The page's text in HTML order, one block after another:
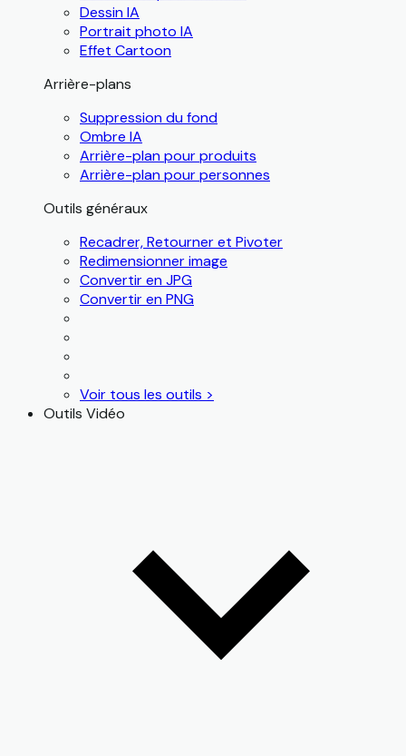
Dessin IA
Portrait photo IA
Effet Cartoon
Arrière-plans
Suppression du fond
Ombre IA
Arrière-plan pour produits
Arrière-plan pour personnes
Outils généraux
Recadrer, Retourner et Pivoter
Redimensionner image
Convertir en JPG
Convertir en PNG
Voir tous les outils >
Outils Vidéo